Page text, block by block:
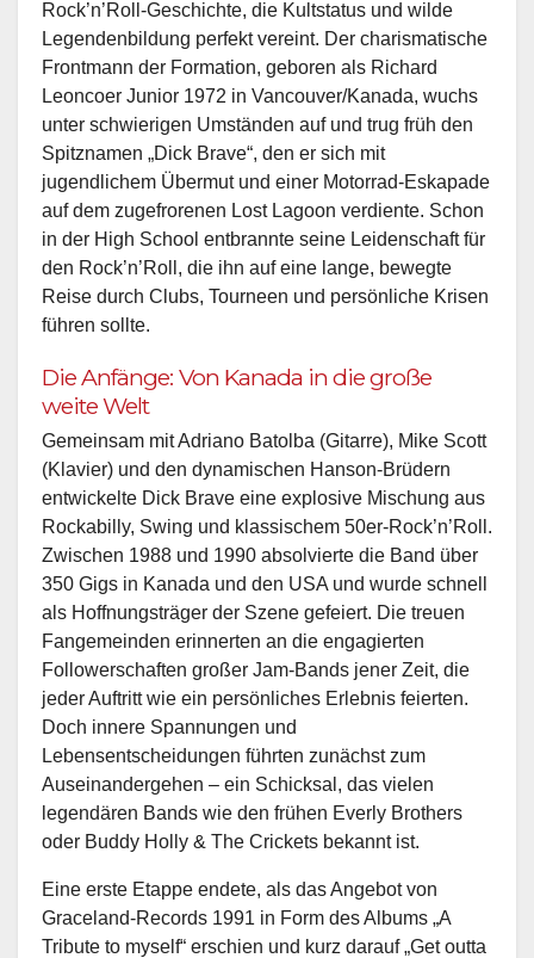
Rock’n’Roll-Geschichte, die Kultstatus und wilde
Legendenbildung perfekt vereint. Der charismatische
Frontmann der Formation, geboren als Richard
Leoncoer Junior 1972 in Vancouver/Kanada, wuchs
unter schwierigen Umständen auf und trug früh den
Spitznamen „Dick Brave“, den er sich mit
jugendlichem Übermut und einer Motorrad-Eskapade
auf dem zugefrorenen Lost Lagoon verdiente. Schon
in der High School entbrannte seine Leidenschaft für
den Rock’n’Roll, die ihn auf eine lange, bewegte
Reise durch Clubs, Tourneen und persönliche Krisen
führen sollte.
Die Anfänge: Von Kanada in die große
weite Welt
Gemeinsam mit Adriano Batolba (Gitarre), Mike Scott
(Klavier) und den dynamischen Hanson-Brüdern
entwickelte Dick Brave eine explosive Mischung aus
Rockabilly, Swing und klassischem 50er-Rock’n’Roll.
Zwischen 1988 und 1990 absolvierte die Band über
350 Gigs in Kanada und den USA und wurde schnell
als Hoffnungsträger der Szene gefeiert. Die treuen
Fangemeinden erinnerten an die engagierten
Followerschaften großer Jam-Bands jener Zeit, die
jeder Auftritt wie ein persönliches Erlebnis feierten.
Doch innere Spannungen und
Lebensentscheidungen führten zunächst zum
Auseinandergehen – ein Schicksal, das vielen
legendären Bands wie den frühen Everly Brothers
oder Buddy Holly & The Crickets bekannt ist.
Eine erste Etappe endete, als das Angebot von
Graceland-Records 1991 in Form des Albums „A
Tribute to myself“ erschien und kurz darauf „Get outta